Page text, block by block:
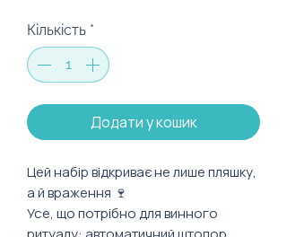
Кількість *
Додати у кошик
Цей набір відкриває не лише пляшку,
а й враження 🍷
Усе, що потрібно для винного